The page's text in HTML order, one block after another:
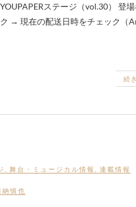
→ 現在の配送日時をチェック（
続
舞台・ミュージカル情報 連載情報
納慎也